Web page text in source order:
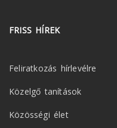
FRISS HÍREK
Feliratkozás hírlevélre
Közelgő tanítások
Közösségi élet